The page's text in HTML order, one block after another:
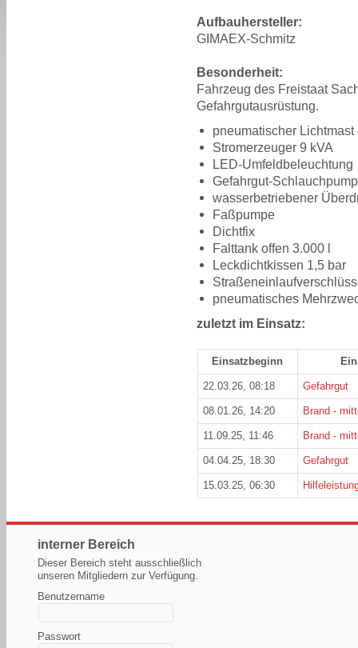
Aufbauhersteller:
GIMAEX-Schmitz
Besonderheit:
Fahrzeug des Freistaat
Gefahrgutausrüstung.
pneumatischer
Stromerzeuger 9 kVA
LED-Umfeldbeleuchtung
Gefahrgut-
wasserbetriebener
Faßpumpe
Dichtfix
Falttank offen 3.000 l
Leckdichtkissen 1,5 bar
pneumatisches
zuletzt im Einsatz:
Einsatzbeginn
22.03.26, 08:18 Gefahrgut
08.01.26, 14:20 Brand -
11.09.25, 11:46 Brand -
04.04.25, 18:30 Gefahrgut
15.03.25, 06:30
interner Bereich
Dieser Bereich steht ausschließlich
unseren Mitgliedern zur Verfügung.
Benutzername
Passwort